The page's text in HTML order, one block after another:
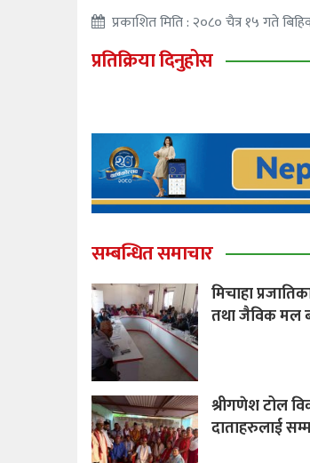
प्रकाशित मिति : २०८० चैत्र १५ गते
प्रतिक्रिया दिनुहोस
सम्बन्धित समाचार
मिचाहा
तथा जैविक मल
श्रीगणेश टोल
दाताहरुलाई